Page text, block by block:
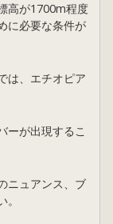
高が1700m程度
に必要な条件が
は、エチオピア
ーが出現するこ
ニュアンス、ブ